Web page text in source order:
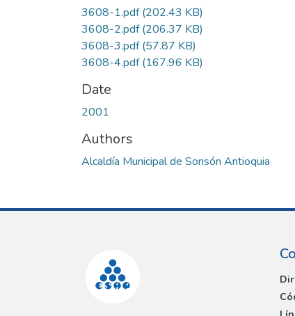
3608-1.pdf(202.43 KB)
3608-2.pdf(206.37 KB)
3608-3.pdf(57.87 KB)
3608-4.pdf(167.96 KB)
Date
2001
Authors
Alcaldía Municipal de Sonsón Antioquia